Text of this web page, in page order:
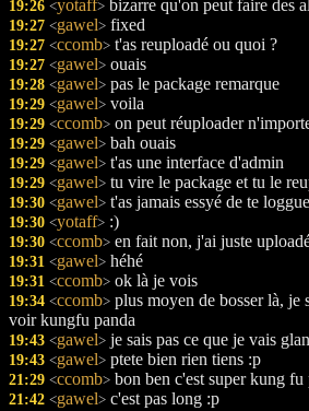
19:26 <yotaff> bizarre qu'on peut faire des
19:27 <gawel> fixed
19:27 <ccomb> t'as reuploadé ou quoi ?
19:27 <gawel> ouais
19:28 <gawel> pas le package remarque
19:29 <gawel> voila
19:29 <ccomb> on peut réuploader
19:29 <gawel> bah ouais
19:29 <gawel> t'as une interface d'admin
19:29 <gawel> tu vire le package et tu le
19:30 <gawel> t'as jamais essyé de te
19:30 <yotaff> :)
19:30 <ccomb> en fait non, j'ai juste
19:31 <gawel> héhé
19:31 <ccomb> ok là je vois
19:34 <ccomb> plus moyen de bosser là, je
voir kungfu panda
19:43 <gawel> je sais pas ce que je vais
19:43 <gawel> ptete bien rien tiens :p
21:29 <ccomb> bon ben c'est super kung fu
21:42 <gawel> c'est pas long :p